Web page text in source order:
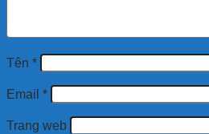
Tên *
Email *
Trang web